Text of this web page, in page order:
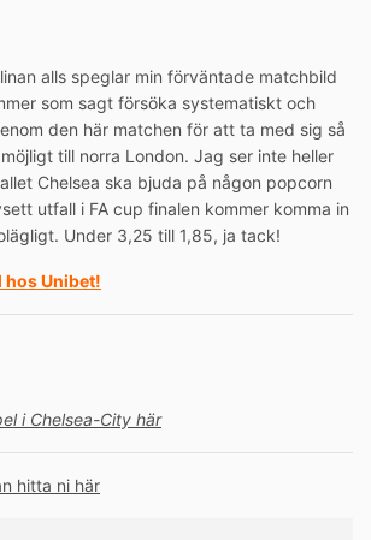
alls speglar min förväntade matchbild
som sagt försöka systematiskt och
den här matchen för att ta med sig så
till norra London. Jag ser inte heller
Chelsea ska bjuda på någon popcorn
utfall i FA cup finalen kommer komma in
Under 3,25 till 1,85, ja tack!
hos Unibet!
i Chelsea-City här
hitta ni här